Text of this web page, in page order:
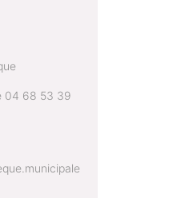
04 68 53 39